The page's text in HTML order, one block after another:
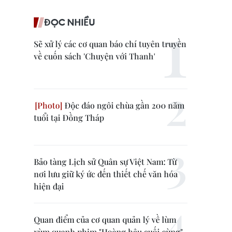
ĐỌC NHIỀU
Sẽ xử lý các cơ quan báo chí tuyên truyền
về cuốn sách 'Chuyện với Thanh'
Độc đáo ngôi chùa gần 200 năm
tuổi tại Đồng Tháp
Bảo tàng Lịch sử Quân sự Việt Nam: Từ
nơi lưu giữ ký ức đến thiết chế văn hóa
hiện đại
Quan điểm của cơ quan quản lý về lùm